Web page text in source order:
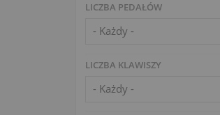
LICZBA PEDAŁÓW
LICZBA KLAWISZY